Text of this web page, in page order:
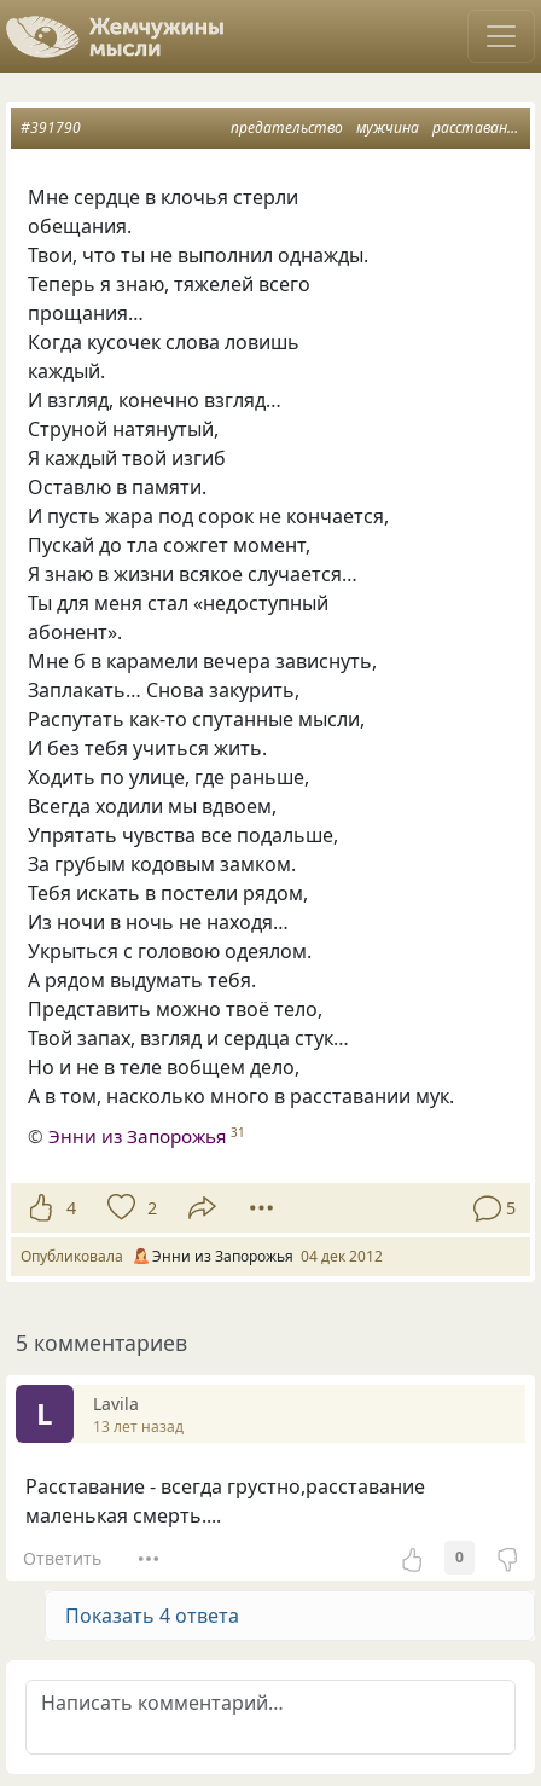
предательство мужчина расставание
#391790
Мне сердце в клочья стерли
обещания.
Твои, что ты не выполнил однажды.
Теперь я знаю, тяжелей всего
прощания…
Когда кусочек слова ловишь
каждый.
И взгляд, конечно взгляд…
Струной натянутый,
Я каждый твой изгиб
Оставлю в памяти.
И пусть жара под сорок не кончается,
Пускай до тла сожгет момент,
Я знаю в жизни всякое случается…
Ты для меня стал «недоступный
абонент».
Мне б в карамели вечера зависнуть,
Заплакать… Снова закурить,
Распутать как-то спутанные мысли,
И без тебя учиться жить.
Ходить по улице, где раньше,
Всегда ходили мы вдвоем,
Упрятать чувства все подальше,
За грубым кодовым замком.
Тебя искать в постели рядом,
Из ночи в ночь не находя…
Укрыться с головою одеялом.
А рядом выдумать тебя.
Представить можно твоё тело,
Твой запах, взгляд и сердца стук…
Но и не в теле вобщем дело,
А в том, насколько много в расставании мук.
©Энни из Запорожья 31
4 2 5
Опубликовала Энни из Запорожья 04 дек 2012
5 комментариев
L Lavila
13 лет назад
Расставание - всегда грустно,расставание
маленькая смерть....
Ответить 0
Показать 4 ответа